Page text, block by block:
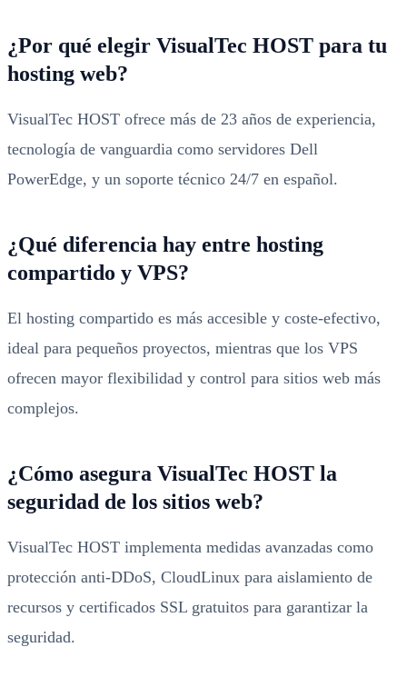
¿Por qué elegir VisualTec HOST para tu
hosting web?
VisualTec HOST ofrece más de 23 años de experiencia,
tecnología de vanguardia como servidores Dell
PowerEdge, y un soporte técnico 24/7 en español.
¿Qué diferencia hay entre hosting
compartido y VPS?
El hosting compartido es más accesible y coste-efectivo,
ideal para pequeños proyectos, mientras que los VPS
ofrecen mayor flexibilidad y control para sitios web más
complejos.
¿Cómo asegura VisualTec HOST la
seguridad de los sitios web?
VisualTec HOST implementa medidas avanzadas como
protección anti-DDoS, CloudLinux para aislamiento de
recursos y certificados SSL gratuitos para garantizar la
seguridad.